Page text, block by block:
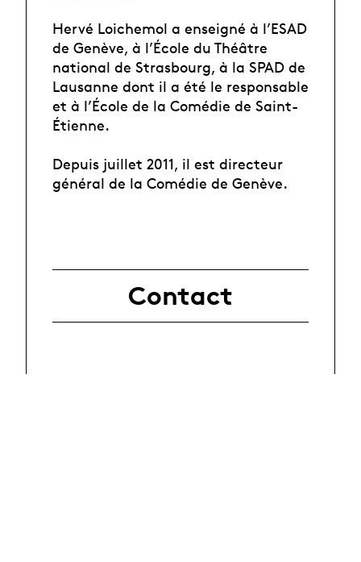
Hervé Loichemol a enseigné à l’ESAD
de Genève, à l’École du Théâtre
national de Strasbourg, à la SPAD de
Lausanne dont il a été le responsable
et à l’École de la Comédie de Saint-
Étienne.
Depuis juillet 2011, il est directeur
général de la Comédie de Genève.
Contact